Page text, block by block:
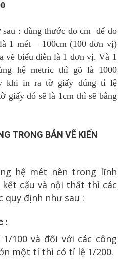
: dùng thước đo cm để đo
1 mét = 100cm (100 đơn vị)
vẽ biểu diễn là 1 đơn vị. Và 1
hệ metric thì gõ là 1000
khi in ra tờ giấy đúng tỉ lệ
giấy đó sẽ là 1cm thì sẽ bằng
TRONG BẢN VẼ KIẾN
hệ mét nên trong lĩnh
cấu và nội thất thì các
định như sau :
:
100 và đối với các công
một tí thì có tỉ lệ 1/200.